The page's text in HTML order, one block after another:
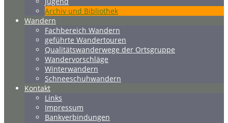
Archiv und Bibliothek
Wandern
Fachbereich Wandern
geführte Wandertouren
Qualitätswanderwege der Ortsgruppe
Wandervorschläge
Winterwandern
Schneeschuhwandern
Kontakt
Links
Impressum
Bankverbindungen